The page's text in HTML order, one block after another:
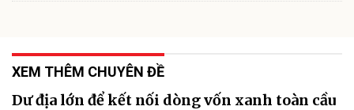
XEM THÊM CHUYÊN ĐỀ
Dư địa lớn để kết nối dòng vốn xanh toàn cầu